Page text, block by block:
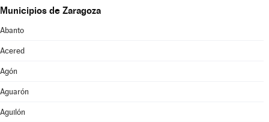
Municipios de Zaragoza
Abanto
Acered
Agón
Aguarón
Aguilón